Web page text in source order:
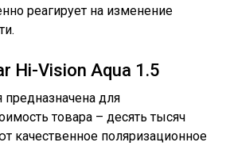
реагирует на изменение
Hi-Vision Aqua 1.5
предназначена для
товара – десять тысяч
качественное поляризационное